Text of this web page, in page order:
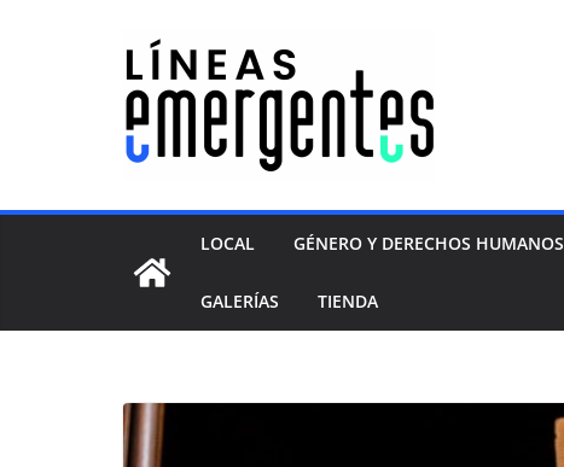
LOCAL GÉNERO Y DERECHOS HUMANOS
GALERÍAS TIENDA